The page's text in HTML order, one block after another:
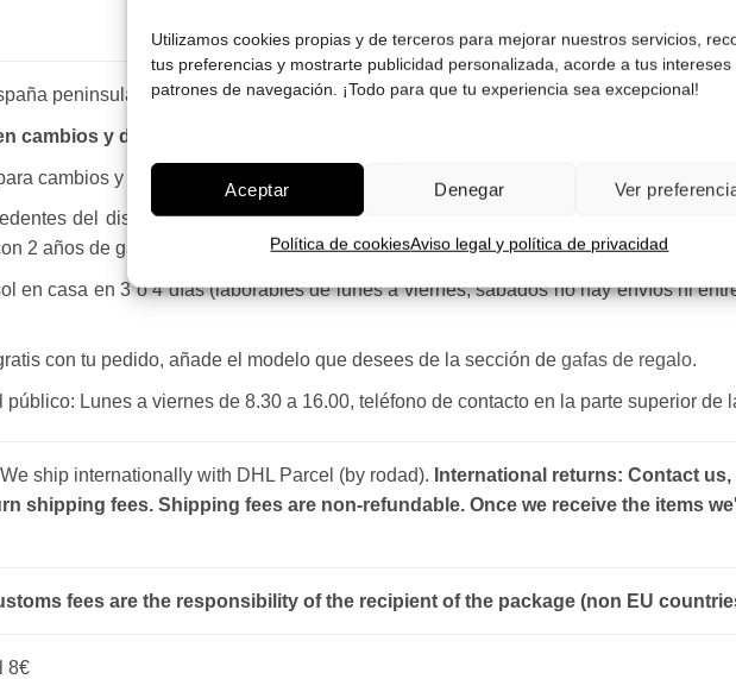
Utilizamos cookies propias y de terceros para mejorar nuestros servicios,
tus preferencias y mostrarte publicidad personalizada, acorde a tus intereses
patrones de navegación. ¡Todo para que tu experiencia sea excepcional!
Aceptar Denegar Ver
Política de cookiesAviso legal y política de privacidad
peninsular, Baleares 5 euros, no enviamos a Canarias, Ceuta y Melilla.
cambios y devoluciones
cambios y devoluciones.
del distribuidor oficial para España, no de importadores paralelos. Las
2 años de garantía.
en casa en 3 o 4 días (laborables de lunes a viernes, sábados no hay envíos ni
con tu pedido, añade el modelo que desees de la sección de gafas de regalo.
público: Lunes a viernes de 8.30 a 16.00, teléfono de contacto en la parte superior de
We ship internationally with DHL Parcel (by rodad). International returns: Contact
shipping fees. Shipping fees are non-refundable. Once we receive the items
fees are the responsibility of the recipient of the package (non EU
8€